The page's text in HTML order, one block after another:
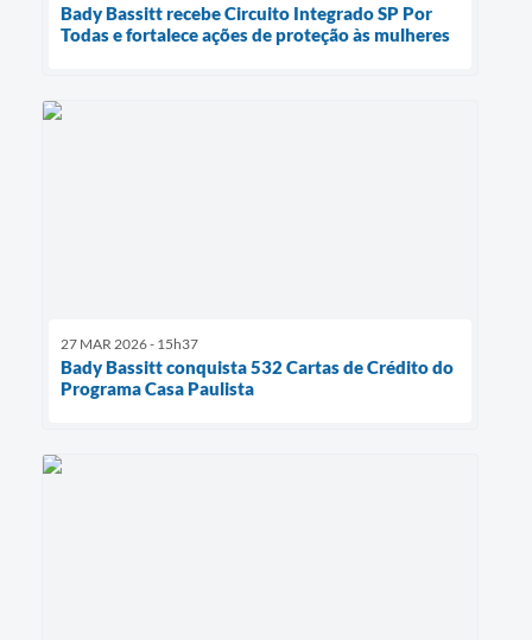
Bady Bassitt recebe Circuito Integrado SP Por
Todas e fortalece ações de proteção às mulheres
27 MAR 2026 - 15h37
Bady Bassitt conquista 532 Cartas de Crédito do
Programa Casa Paulista